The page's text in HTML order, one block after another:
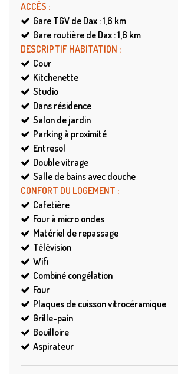
ACCÈS :
Gare TGV de Dax : 1,6 km
Gare routière de Dax : 1,6 km
DESCRIPTIF HABITATION :
Cour
Kitchenette
Studio
Dans résidence
Salon de jardin
Parking à proximité
Entresol
Double vitrage
Salle de bains avec douche
CONFORT DU LOGEMENT :
Cafetière
Four à micro ondes
Matériel de repassage
Télévision
Wifi
Combiné congélation
Four
Plaques de cuisson vitrocéramique
Grille-pain
Bouilloire
Aspirateur